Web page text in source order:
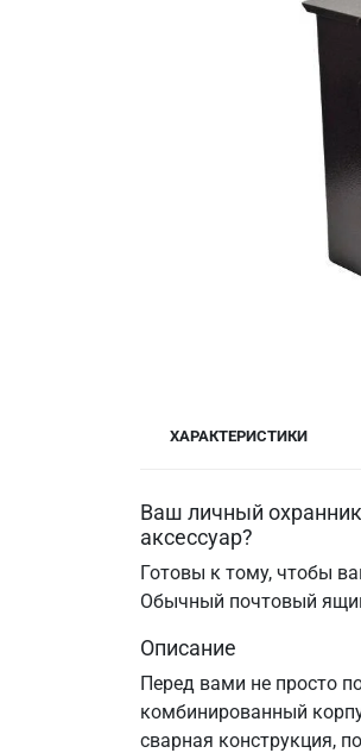
ХАРАКТЕРИСТИКИ
Ваш личный
аксессуар?
Готовы к тому, чтобы
Обычный почтовый
Описание
Перед вами не просто
комбинированный
сварная конструкция,